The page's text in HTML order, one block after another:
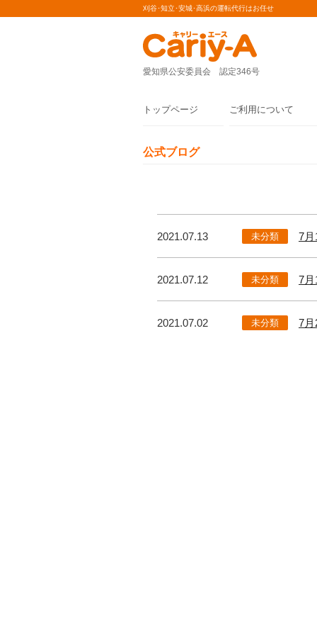
刈谷･知立･安城･高浜の運転代行はお任せ
愛知県公安委員会 認定346号
トップページ ご利用について
公式ブログ
2021.07.13 未分類 7
2021.07.12 未分類 7
2021.07.02 未分類 7